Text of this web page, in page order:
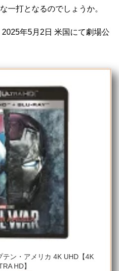
一打となるのでしょうか。
年5月2日 米国にて劇場公
テン・アメリカ 4K UHD【4K
HD】